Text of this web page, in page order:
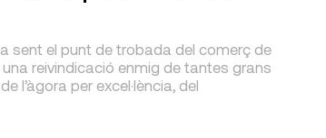
sent el punt de trobada del comerç de
reivindicació enmig de tantes grans
l’àgora per excel·lència, del